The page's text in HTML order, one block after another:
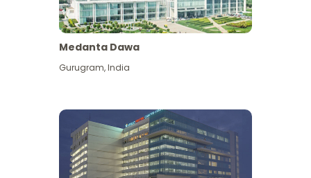
Medanta Dawa
Gurugram,India